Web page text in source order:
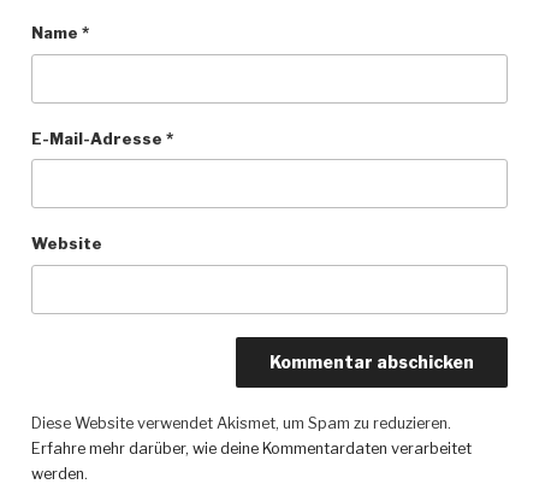
Name *
E-Mail-Adresse *
Website
Diese Website verwendet Akismet, um Spam zu reduzieren.
Erfahre mehr darüber, wie deine Kommentardaten verarbeitet
werden.